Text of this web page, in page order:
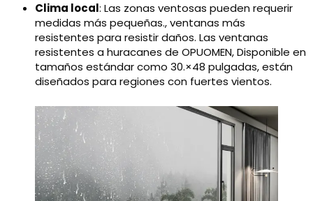
Clima local: Las zonas ventosas pueden requerir
medidas más pequeñas., ventanas más
resistentes para resistir daños. Las ventanas
resistentes a huracanes de OPUOMEN, Disponible en
tamaños estándar como 30.×48 pulgadas, están
diseñados para regiones con fuertes vientos.